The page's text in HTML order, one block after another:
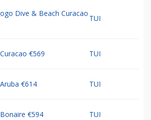
Dive & Beach Curacao
TUI
€569 TUI
€614 TUI
€594 TUI